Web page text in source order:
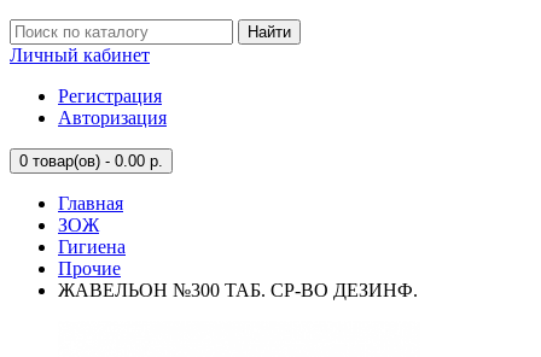
Найти
Личный кабинет
Регистрация
Авторизация
0 товар(ов) - 0.00 р.
Главная
ЗОЖ
Гигиена
Прочие
ЖАВЕЛЬОН №300 ТАБ. СР-ВО ДЕЗИНФ.